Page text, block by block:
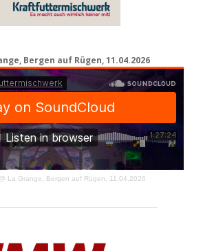
Bergen auf Rügen, 11.04.2026
@ La Grange, Bergen auf Rügen, 11.04.2026